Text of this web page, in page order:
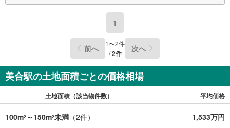
1
前へ 1〜2件
/2件 次へ
美合駅の土地面積ごとの価格相場
土地面積（該当物件数） 平均価格
100m2 ～150m2未満 （2件） 1,533万円